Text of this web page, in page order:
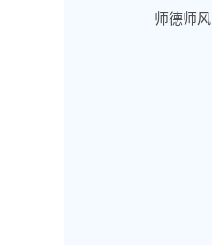
师德师风